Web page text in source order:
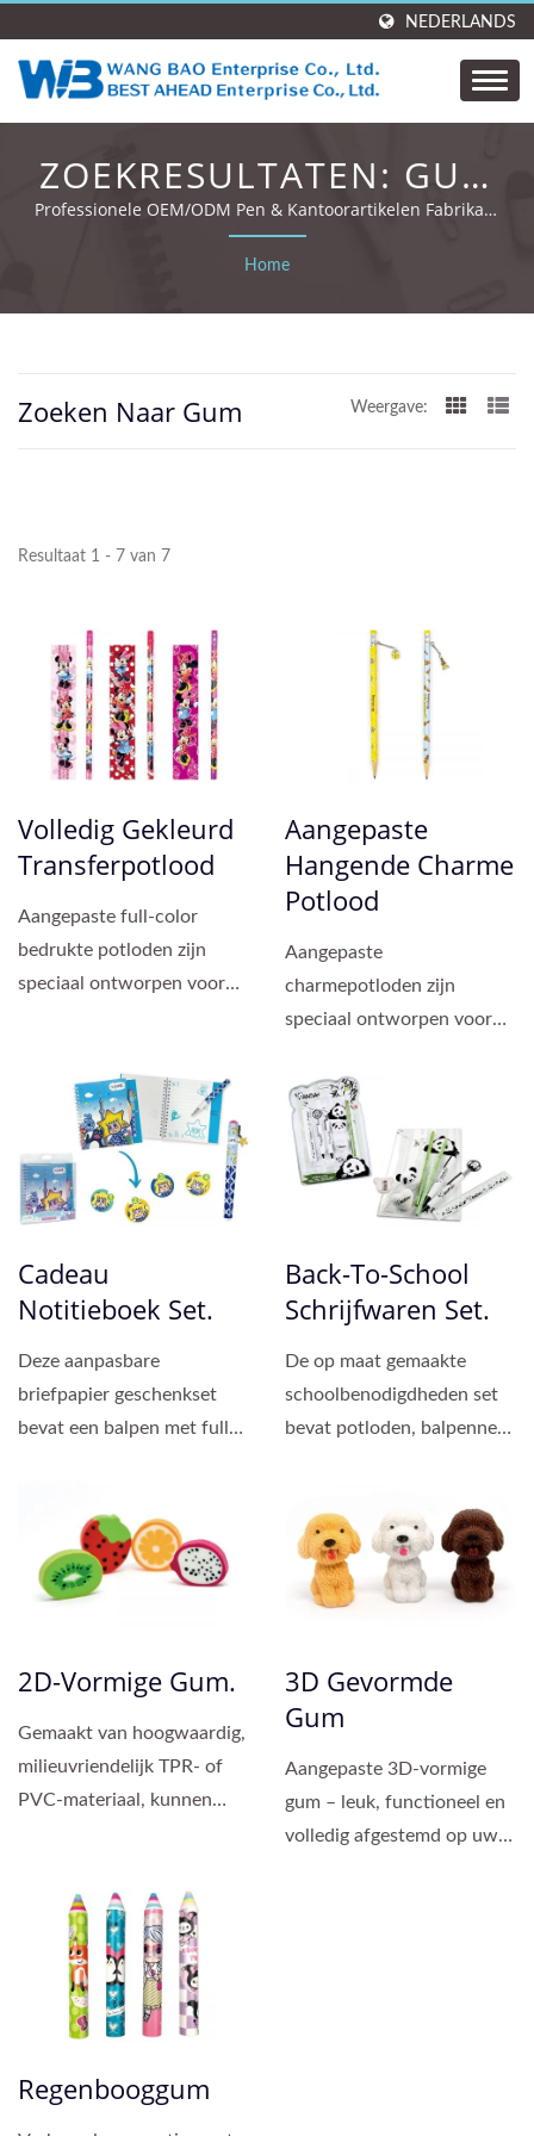
NEDERLANDS
ZOEKRESULTATEN: GUM
| WANG BAO
ENTERPRISE. CO., LTD.
Professionele OEM/ODM Pen & Kantoorartikelen Fabrikant
met 35 Jaar Ervaring en Wereldwijde Certificeringen.
Home
Zoeken Naar Gum Weergave:
Resultaat 1 - 7 van 7
Volledig Gekleurd
Transferpotlood
Aangepaste full-color
bedrukte potloden zijn
speciaal ontworpen voor
Aangepaste
Hangende Charme
Potlood
Aangepaste
charmepotloden zijn
speciaal ontworpen voor
merkmarketing....
Cadeau
Notitieboek Set.
Deze aanpasbare
briefpapier geschenkset
bevat een balpen met full-
Back-To-School
Schrijfwaren Set.
De op maat gemaakte
schoolbenodigdheden set
bevat potloden, balpennen,
2D-Vormige Gum.
Gemaakt van hoogwaardig,
milieuvriendelijk TPR- of
PVC-materiaal, kunnen
3D Gevormde
Gum
Aangepaste 3D-vormige
gum – leuk, functioneel en
volledig afgestemd op uw
Regenbooggum